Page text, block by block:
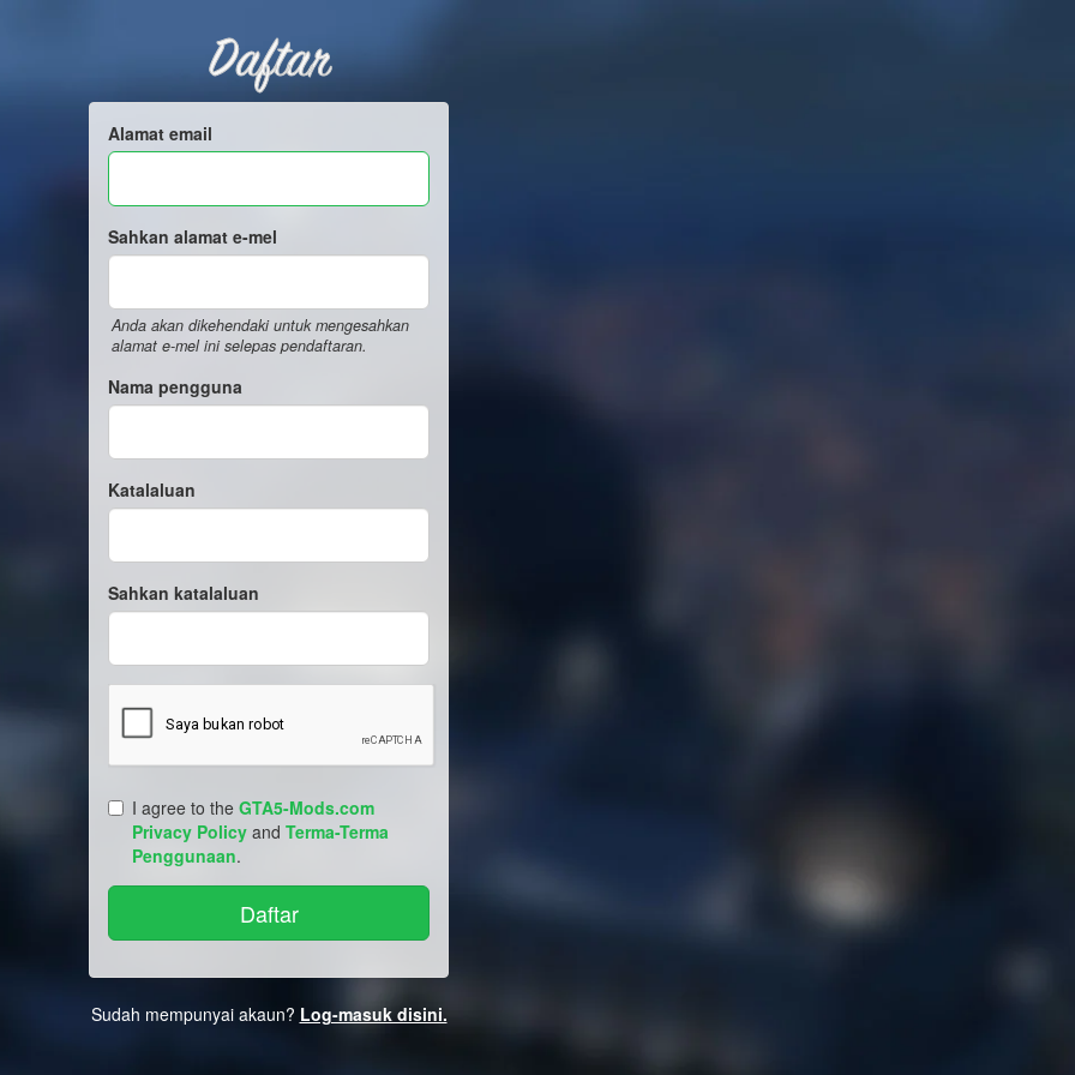
Daftar
Alamat email
Sahkan alamat e-mel
Anda akan dikehendaki untuk mengesahkan
alamat e-mel ini selepas pendaftaran.
Nama pengguna
Katalaluan
Sahkan katalaluan
I agree to the GTA5-Mods.com
Privacy Policy and Terma-Terma
Penggunaan.
Sudah mempunyai akaun? Log-masuk disini.